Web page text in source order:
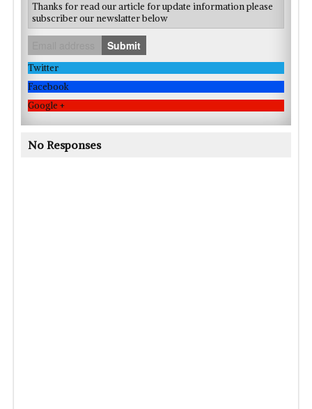
Thanks for read our article for update information please
subscriber our newslatter below
Submit
Twitter
Facebook
Google +
No Responses